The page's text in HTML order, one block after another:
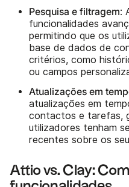
Pesquisa e filtragem:
funcionalidades
permitindo que os
base de dados de
critérios, como
ou campos
Atualizações em
atualizações em
contactos e tarefas,
utilizadores tenham
recentes sobre os
Attio vs. Clay: